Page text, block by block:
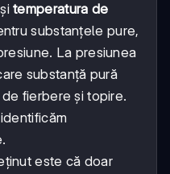
temperatura de
substanțele pure,
La presiunea
substanță pură
fierbere și topire.
este că doar